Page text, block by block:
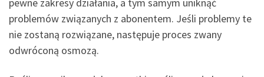
pewne zakresy działania, a tym samym uniknąć
problemów związanych z abonentem. Jeśli problemy te
nie zostaną rozwiązane, następuje proces zwany
odwróconą osmozą.